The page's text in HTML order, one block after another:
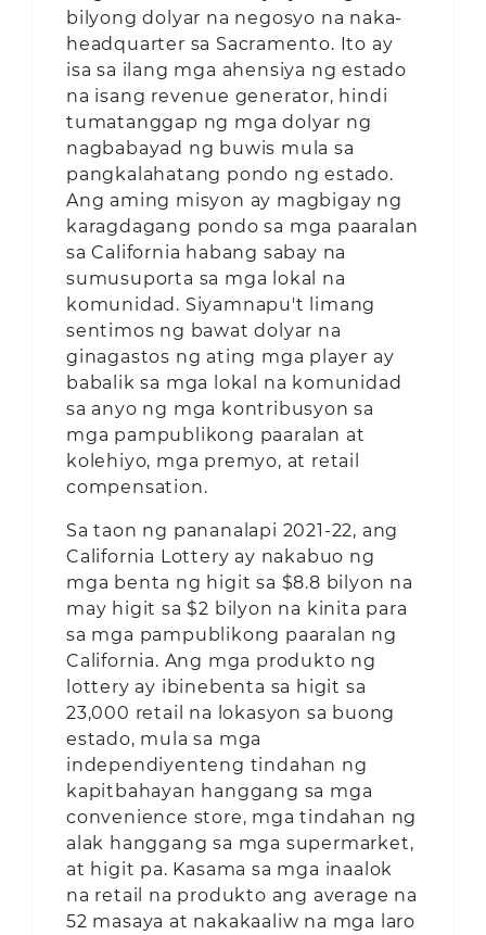
bilyong dolyar na negosyo na naka-
headquarter sa Sacramento. Ito ay
isa sa ilang mga ahensiya ng estado
na isang revenue generator, hindi
tumatanggap ng mga dolyar ng
nagbabayad ng buwis mula sa
pangkalahatang pondo ng estado.
Ang aming misyon ay magbigay ng
karagdagang pondo sa mga paaralan
sa California habang sabay na
sumusuporta sa mga lokal na
komunidad. Siyamnapu't limang
sentimos ng bawat dolyar na
ginagastos ng ating mga player ay
babalik sa mga lokal na komunidad
sa anyo ng mga kontribusyon sa
mga pampublikong paaralan at
kolehiyo, mga premyo, at retail
compensation.
Sa taon ng pananalapi 2021-22, ang
California Lottery ay nakabuo ng
mga benta ng higit sa $8.8 bilyon na
may higit sa $2 bilyon na kinita para
sa mga pampublikong paaralan ng
California. Ang mga produkto ng
lottery ay ibinebenta sa higit sa
23,000 retail na lokasyon sa buong
estado, mula sa mga
independiyenteng tindahan ng
kapitbahayan hanggang sa mga
convenience store, mga tindahan ng
alak hanggang sa mga supermarket,
at higit pa. Kasama sa mga inaalok
na retail na produkto ang average na
52 masaya at nakakaaliw na mga laro